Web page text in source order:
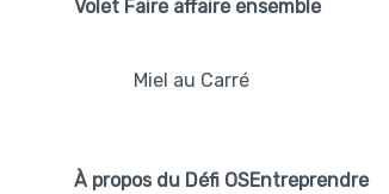
Volet Faire affaire ensemble
Miel au Carré
À propos du Défi OSEntreprendre